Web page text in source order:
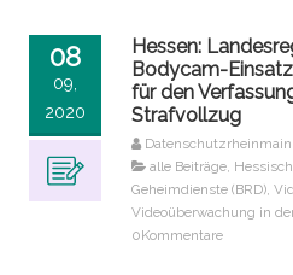
08
09,
2020
Hessen:
Bodycam-
für den
Strafvollzug
Datenschutzrheinmain
alle Beiträge,
Geheimdienste (BRD),
Videoüberwachung in
0Kommentare